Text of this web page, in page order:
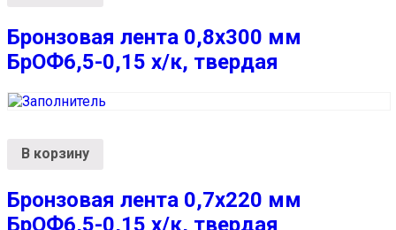
Бронзовая лента 0,8х300 мм
БрОФ6,5-0,15 х/к, твердая
В корзину
Бронзовая лента 0,7х220 мм
БрОФ6,5-0,15 х/к, твердая